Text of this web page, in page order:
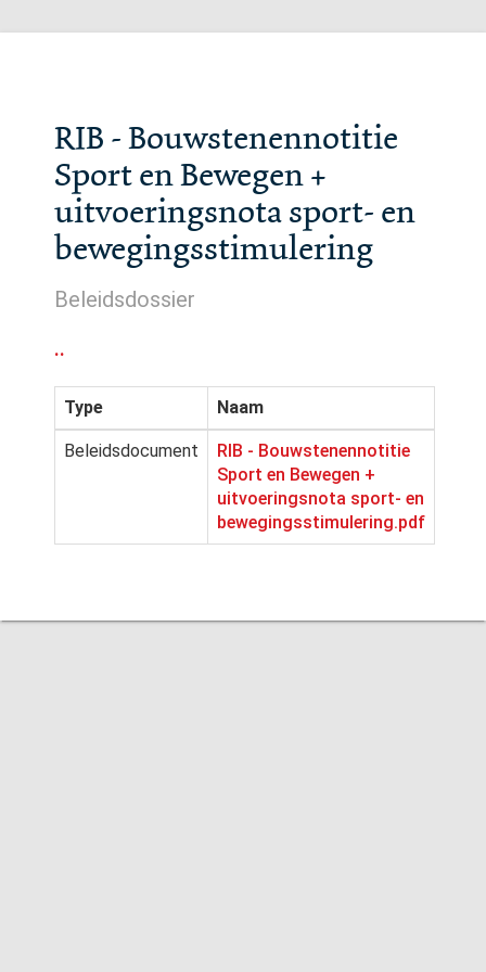
RIB - Bouwstenennotitie
Sport en Bewegen +
uitvoeringsnota sport- en
bewegingsstimulering
Beleidsdossier
..
Type Naam
Beleidsdocument
RIB - Bouwstenennotitie
Sport en Bewegen +
uitvoeringsnota sport- en
bewegingsstimulering.pdf